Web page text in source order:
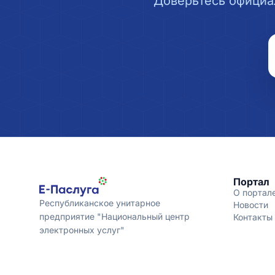
Республиканское унитарное
предприятие "Национальный центр
электронных услуг"
Портал
О
Новости
Контакты